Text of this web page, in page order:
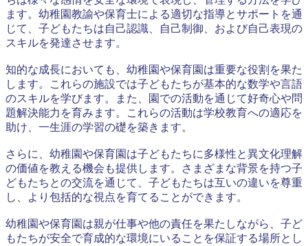
ます。幼稚園教諭や保育士による適切な指導とサポートを通
じて、子どもたちは自己認識、自己制御、および自己表現の
スキルを発達させます。
知的な成長においても、幼稚園や保育園は重要な役割を果た
します。これらの施設では子どもたちが基本的な数学や言語
のスキルを学びます。また、園での活動を通じて好奇心や問
題解決能力を育みます。これらの活動は学校教育への適応を
助け、一生涯の学習の礎を築きます。
さらに、幼稚園や保育園は子どもたちに多様性と異文化理解
の価値を教える機会も提供します。さまざまな背景を持つ子
どもたちとの交流を通じて、子どもたちは互いの違いを尊重
し、より包括的な視点を育てることができます。
幼稚園や保育園は親が仕事や他の責任を果たしながら、子ど
もたちが安全で育成的な環境にいることを保証する場所とし